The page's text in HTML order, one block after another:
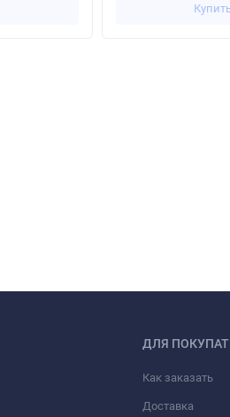
ДЛЯ
Как заказать
Доставка